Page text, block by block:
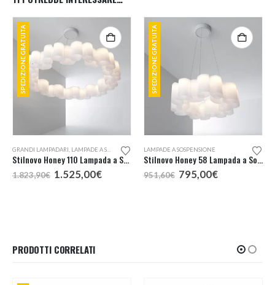
SPEDIZIONE GRATUITA
GRANDI LAMPADARI LAMPADE A SOSPENSIONE
Stilnovo Honey 110 Lampada a Sospensione
1.823,90€ Il
prezzo
1.525,00€Il
SPEDIZIONE GRATUITA
LAMPADE A SOSPENSIONE
Stilnovo Honey 58 Lampada a Sospensione
951,60€ Il
prezzo
795,00€Il
PRODOTTI CORRELATI